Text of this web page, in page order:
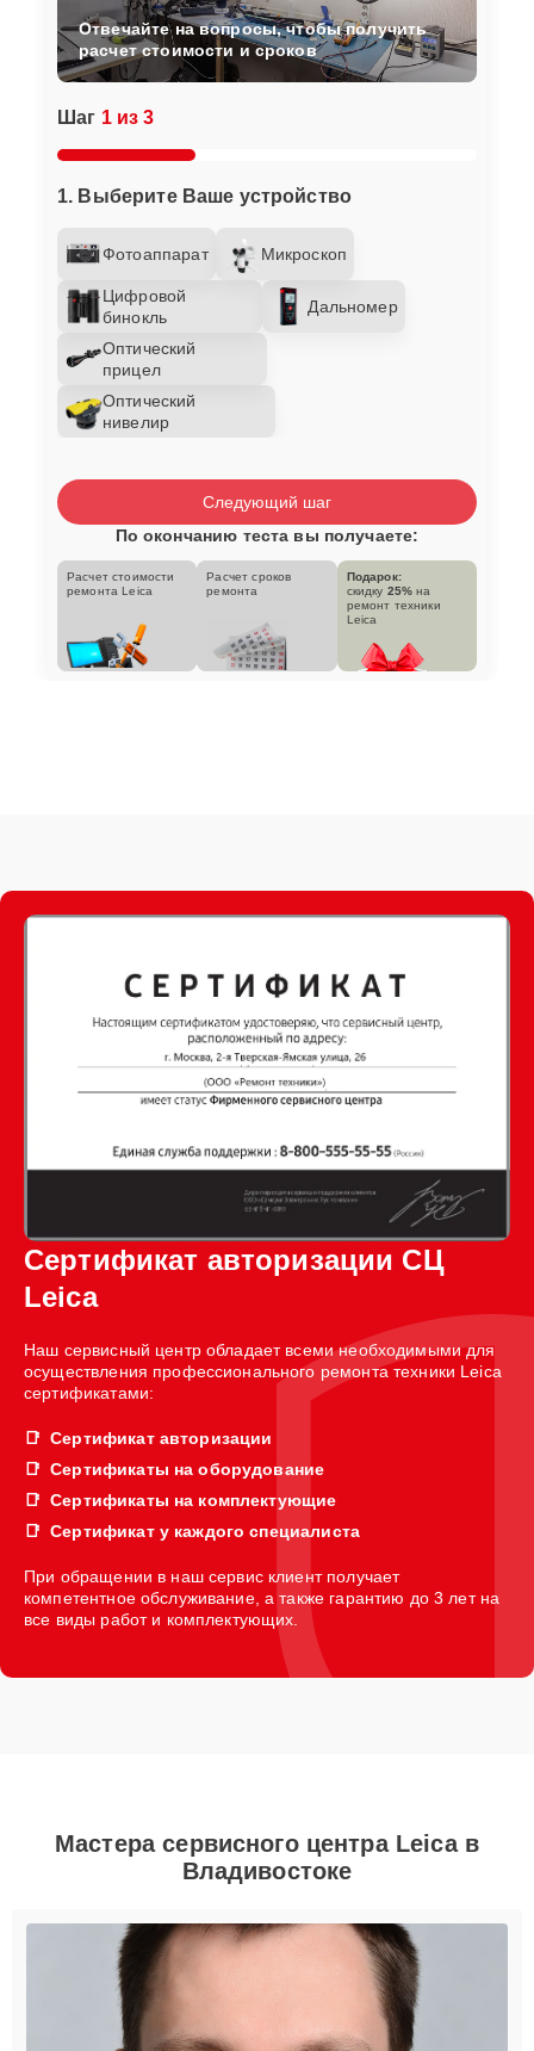
Шаг 1 из 3
1. Выберите Ваше устройство
Фотоаппарат Микроскоп
Цифровой
бинокль
Дальномер
Оптический
прицел
Оптический
нивелир
Отвечайте на вопросы, чтобы получить
расчет стоимости и сроков
Следующий шаг
По окончанию теста вы получаете:
Расчет стоимости
ремонта Leica
Расчет сроков
ремонта
Подарок:
скидку 25% на
ремонт техники
Leica
Сертификат авторизации СЦ
Leica
Наш сервисный центр обладает всеми необходимыми для
осуществления профессионального ремонта техники Leica
сертификатами:
Сертификат авторизации
Сертификаты на оборудование
Сертификаты на комплектующие
Сертификат у каждого специалиста
При обращении в наш сервис клиент получает
компетентное обслуживание, а также гарантию до 3 лет на
все виды работ и комплектующих.
Мастера сервисного центра Leica в
Владивостоке